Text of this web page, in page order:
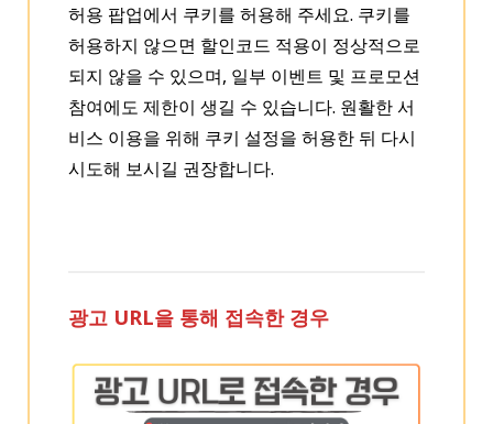
허용 팝업에서 쿠키를 허용해 주세요. 쿠키를
허용하지 않으면 할인코드 적용이 정상적으로
되지 않을 수 있으며, 일부 이벤트 및 프로모션
참여에도 제한이 생길 수 있습니다. 원활한 서
비스 이용을 위해 쿠키 설정을 허용한 뒤 다시
시도해 보시길 권장합니다.
광고 URL을 통해 접속한 경우